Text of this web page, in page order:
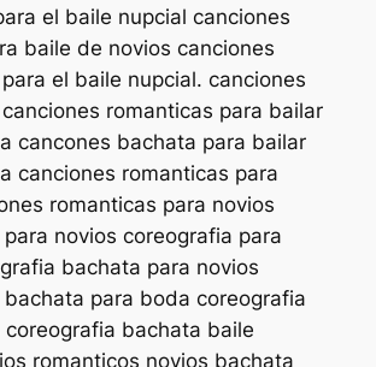
el baile nupcial canciones
baile de novios canciones
el baile nupcial. canciones
romanticas para bailar
cancones bachata para bailar
canciones romanticas para
romanticas para novios
novios coreografia para
bachata para novios
para boda coreografia
bachata baile
romanticos novios bachata